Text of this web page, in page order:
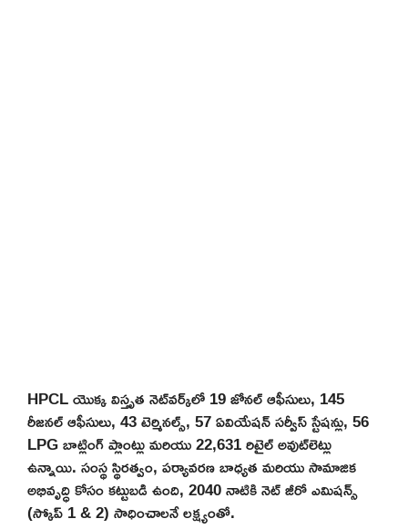
HPCL యొక్క విస్తృత నెట్‌వర్క్‌లో 19 జోనల్ ఆఫీసులు, 145
రీజనల్ ఆఫీసులు, 43 టెర్మినల్స్, 57 ఏవియేషన్ సర్వీస్ స్టేషన్లు, 56
LPG బాట్లింగ్ ప్లాంట్లు మరియు 22,631 రిటైల్ అవుట్‌లెట్లు
ఉన్నాయి. సంస్థ స్థిరత్వం, పర్యావరణ బాధ్యత మరియు సామాజిక
అభివృద్ధి కోసం కట్టుబడి ఉంది, 2040 నాటికి నెట్ జీరో ఎమిషన్స్
(స్కోప్ 1 & 2) సాధించాలనే లక్ష్యంతో.